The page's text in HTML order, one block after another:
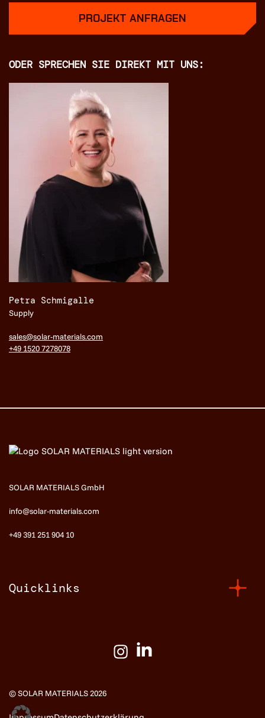
PROJEKT ANFRAGEN
ODER SPRECHEN SIE DIREKT MIT UNS:
Petra Schmigalle
Supply
sales@solar-materials.com
+49 1520 7278078
SOLAR MATERIALS GmbH
info@solar-materials.com
+49 391 251 904 10
Quicklinks
© SOLAR MATERIALS 2026